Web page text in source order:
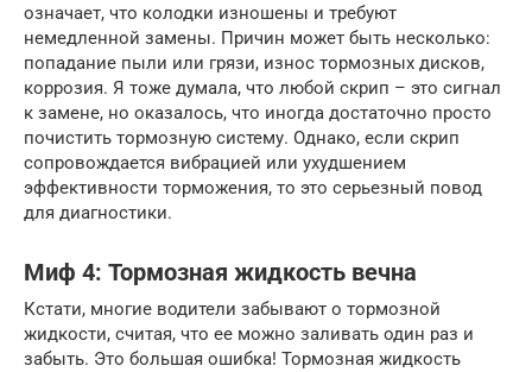
означает, что колодки изношены и требуют
немедленной замены. Причин может быть несколько:
попадание пыли или грязи, износ тормозных дисков,
коррозия. Я тоже думала, что любой скрип – это сигнал
к замене, но оказалось, что иногда достаточно просто
почистить тормозную систему. Однако, если скрип
сопровождается вибрацией или ухудшением
эффективности торможения, то это серьезный повод
для диагностики.
Миф 4: Тормозная жидкость вечна
Кстати, многие водители забывают о тормозной
жидкости, считая, что ее можно заливать один раз и
забыть. Это большая ошибка! Тормозная жидкость